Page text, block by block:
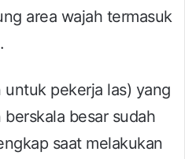
area wajah termasuk
untuk pekerja las) yang
besar sudah
saat melakukan